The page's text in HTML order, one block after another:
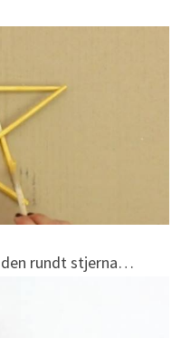
den rundt stjerna…